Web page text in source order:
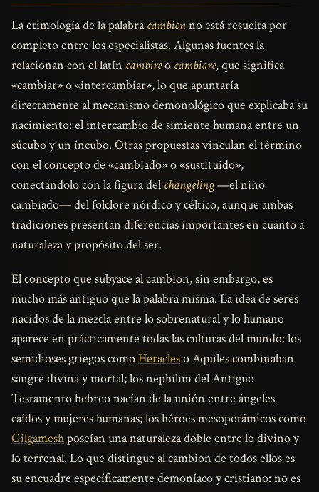
La etimología de la palabracambionno está resuelta por
completo entre los especialistas. Algunas fuentes la
relacionan con el latín cambireo cambiare, que significa
«cambiar» o «intercambiar», lo que apuntaría
directamente al mecanismo demonológico que explicaba su
nacimiento: el intercambio de simiente humana entre un
súcubo y un íncubo. Otras propuestas vinculan el término
con el concepto de «cambiado» o «sustituido»,
conectándolo con la figura del changeling—el niño
cambiado— del folclore nórdico y céltico, aunque ambas
tradiciones presentan diferencias importantes en cuanto a
naturaleza y propósito del ser.
El concepto que subyace al cambion, sin embargo, es
mucho más antiguo que la palabra misma. La idea de seres
nacidos de la mezcla entre lo sobrenatural y lo humano
aparece en prácticamente todas las culturas del mundo: los
semidioses griegos comoHeracleso Aquiles combinaban
sangre divina y mortal; los nephilim del Antiguo
Testamento hebreo nacían de la unión entre ángeles
caídos y mujeres humanas; los héroes mesopotámicos como
Gilgameshposeían una naturaleza doble entre lo divino y
lo terrenal. Lo que distingue al cambion de todos ellos es
su encuadre específicamente demoníaco y cristiano: no es